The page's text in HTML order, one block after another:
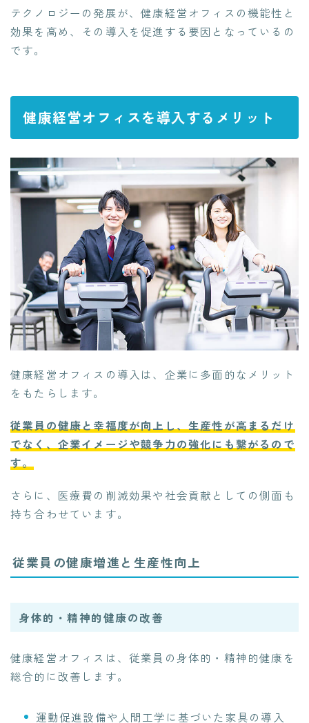
テクノロジーの発展が、健康経営オフィスの機能性と
効果を高め、その導入を促進する要因となっているの
です。
健康経営オフィスを導入するメリット
健康経営オフィスの導入は、企業に多面的なメリット
をもたらします。
従業員の健康と幸福度が向上し、生産性が高まるだけ
でなく、企業イメージや競争力の強化にも繋がるので
す。
さらに、医療費の削減効果や社会貢献としての側面も
持ち合わせています。
従業員の健康増進と生産性向上
身体的・精神的健康の改善
健康経営オフィスは、従業員の身体的・精神的健康を
総合的に改善します。
運動促進設備や人間工学に基づいた家具の導入